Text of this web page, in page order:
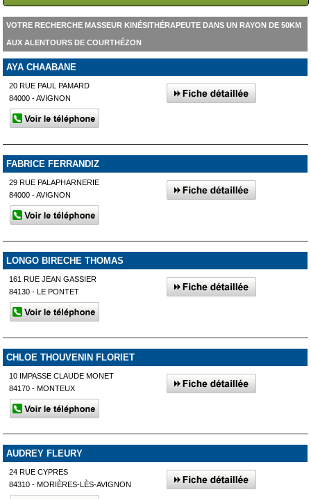
VOTRE RECHERCHE MASSEUR KINÉSITHÉRAPEUTE DANS UN RAYON DE 50KM
AUX ALENTOURS DE COURTHÉZON
AYA CHAABANE
20 RUE PAUL PAMARD
84000 - AVIGNON
FABRICE FERRANDIZ
29 RUE PALAPHARNERIE
84000 - AVIGNON
LONGO BIRECHE THOMAS
161 RUE JEAN GASSIER
84130 - LE PONTET
CHLOE THOUVENIN FLORIET
10 IMPASSE CLAUDE MONET
84170 - MONTEUX
AUDREY FLEURY
24 RUE CYPRES
84310 - MORIÈRES-LÈS-AVIGNON